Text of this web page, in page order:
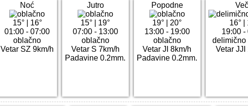
Noć
15°| 16°
01:00 - 07:00
oblačno
Vetar SZ 9km/h
Jutro
15°
19°
07:00 - 13:00
oblačno
Vetar S 7km/h
Padavine 0.2mm.
Popodne
19°
20°
13:00 - 19:00
oblačno
Vetar JI 8km/h
Padavine 0.2mm.
16°
19:00 -
delimično
Vetar JJI